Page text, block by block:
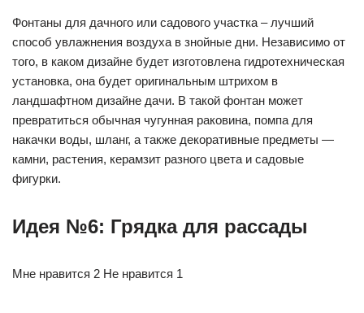
Фонтаны для дачного или садового участка – лучший
способ увлажнения воздуха в знойные дни. Независимо от
того, в каком дизайне будет изготовлена гидротехническая
установка, она будет оригинальным штрихом в
ландшафтном дизайне дачи. В такой фонтан может
превратиться обычная чугунная раковина, помпа для
накачки воды, шланг, а также декоративные предметы —
камни, растения, керамзит разного цвета и садовые
фигурки.
Идея №6: Грядка для рассады
Мне нравится 2 Не нравится 1